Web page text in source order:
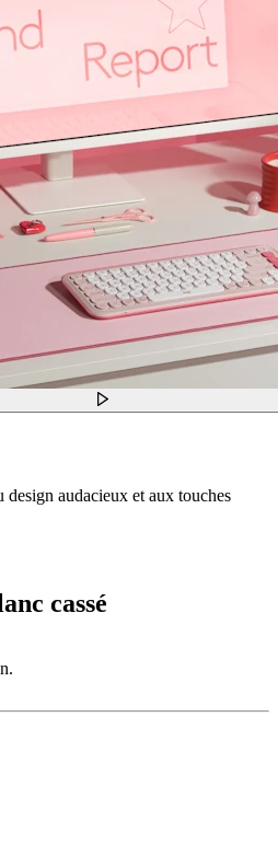
audacieux et aux touches
cassé